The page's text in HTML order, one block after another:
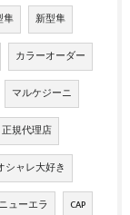
隼 新型隼
カラーオーダー
マルケジーニ
正規代理店
シャレ大好き
ニューエラ CAP